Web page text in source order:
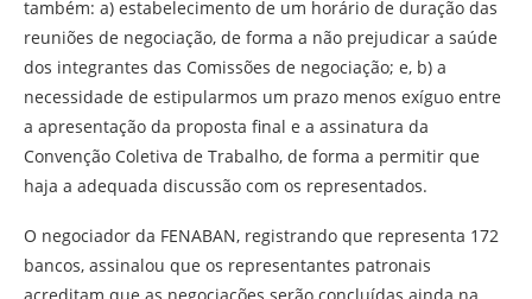
também: a) estabelecimento de um horário de duração das
reuniões de negociação, de forma a não prejudicar a saúde
dos integrantes das Comissões de negociação; e, b) a
necessidade de estipularmos um prazo menos exíguo entre
a apresentação da proposta final e a assinatura da
Convenção Coletiva de Trabalho, de forma a permitir que
haja a adequada discussão com os representados.
O negociador da FENABAN, registrando que representa 172
bancos, assinalou que os representantes patronais